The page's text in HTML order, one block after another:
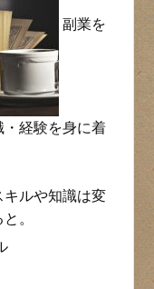
副業を
経験を身に着
ルや知識は変
。